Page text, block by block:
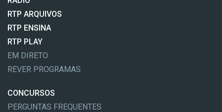
RTP ARQUIVOS
RTP ENSINA
RTP PLAY
EM DIRETO
REVER PROGRAMAS
CONCURSOS
PERGUNTAS FREQUENTES